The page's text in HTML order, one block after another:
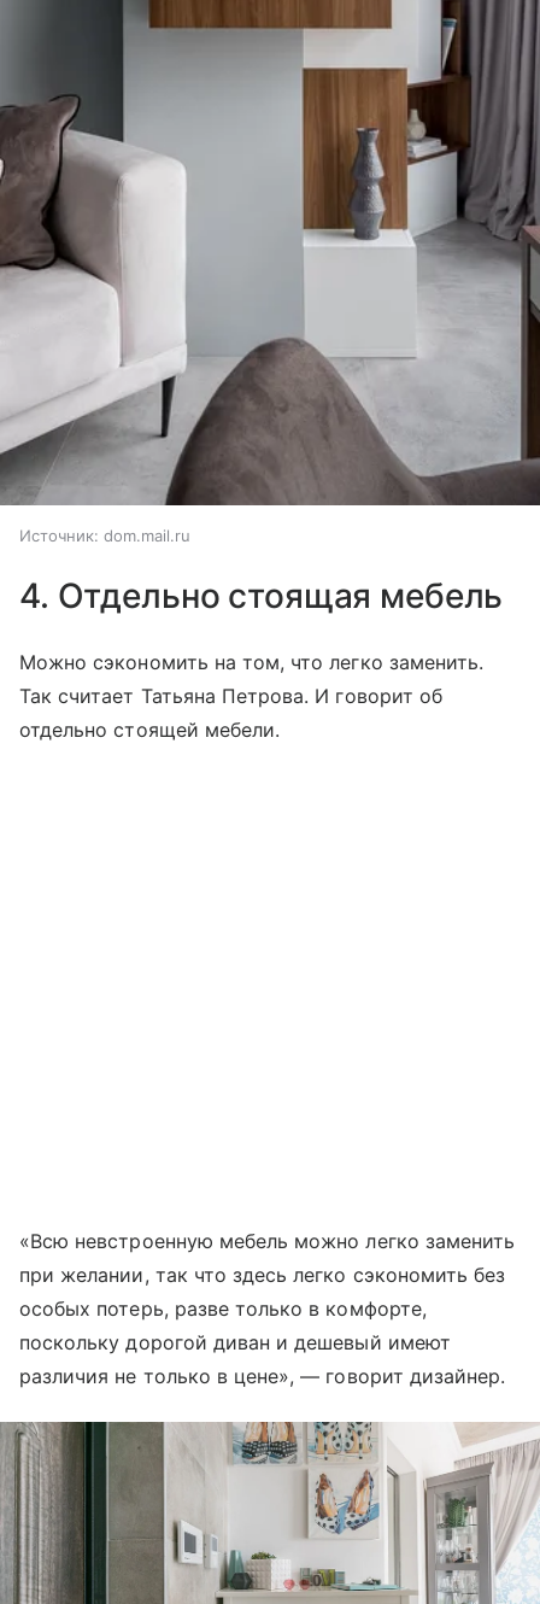
Источник: dom.mail.ru
4. Отдельно стоящая мебель
Можно сэкономить на том, что легко заменить.
Так считает Татьяна Петрова. И говорит об
отдельно стоящей мебели.
«Всю невстроенную мебель можно легко заменить
при желании, так что здесь легко сэкономить без
особых потерь, разве только в комфорте,
поскольку дорогой диван и дешевый имеют
различия не только в цене», — говорит дизайнер.